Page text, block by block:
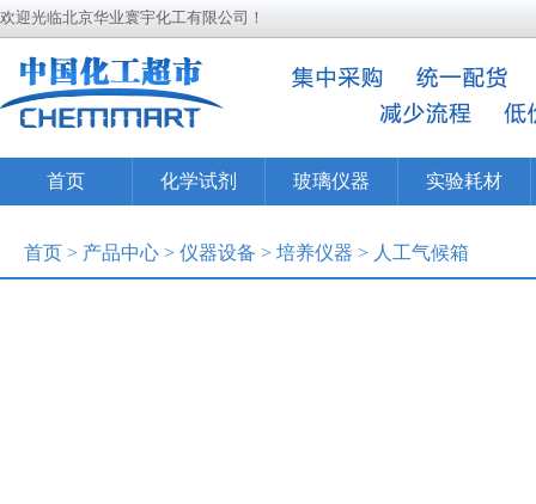
欢迎光临北京华业寰宇化工有限公司！
首页 化学试剂 玻璃仪器 实验耗材
首页 > 产品中心 > 仪器设备 > 培养仪器 > 人工气候箱